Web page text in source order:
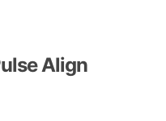
Align